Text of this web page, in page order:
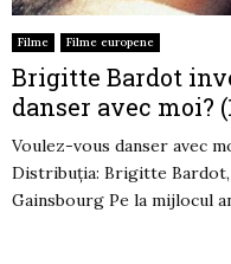
Filme Filme europene
Brigitte Bardot
danser avec moi?
Voulez-vous danser avec
Distribuția: Brigitte Bardot,
Gainsbourg Pe la mijlocul